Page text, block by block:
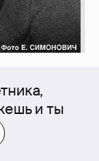
и ты